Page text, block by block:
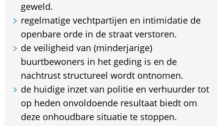
geweld.
regelmatige vechtpartijen en intimidatie de
openbare orde in de straat verstoren.
de veiligheid van (minderjarige)
buurtbewoners in het geding is en de
nachtrust structureel wordt ontnomen.
de huidige inzet van politie en verhuurder tot
op heden onvoldoende resultaat biedt om
deze onhoudbare situatie te stoppen.